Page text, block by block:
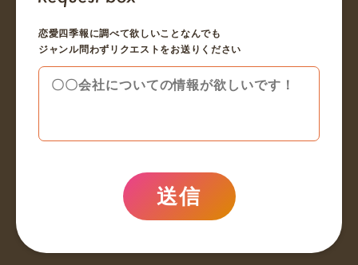
恋愛四季報に調べて欲しいことなんでも
ジャンル問わずリクエストをお送りください
送信